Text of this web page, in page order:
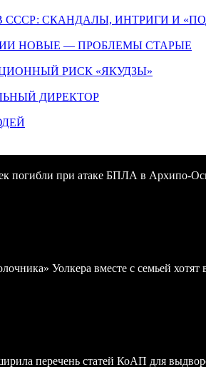
СССР: СКАНДАЛЫ, ИНТРИГИ И
НОВЫЕ — ПРОБЛЕМЫ СТАРЫЕ
РИСК «ЯКУДЗЫ»
ДИРЕКТОР
погибли при атаке БПЛА в Архипо-
Уолкера вместе с семьей
перечень статей КоАП для